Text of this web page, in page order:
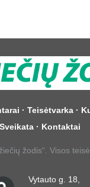
· Teisėtvarka ·
Sveikata · Kontaktai
žodis“. Visos
Vytauto g. 18,